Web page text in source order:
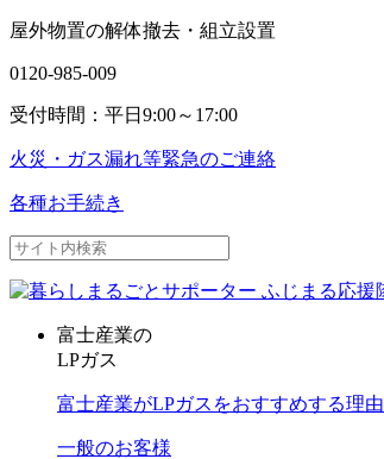
屋外物置の解体撤去・組立設置
0120-985-009
受付時間：平日9:00～17:00
火災・ガス漏れ等緊急のご連絡
各種お手続き
富士産業の
LPガス
富士産業がLPガスをおすすめする理由
一般のお客様